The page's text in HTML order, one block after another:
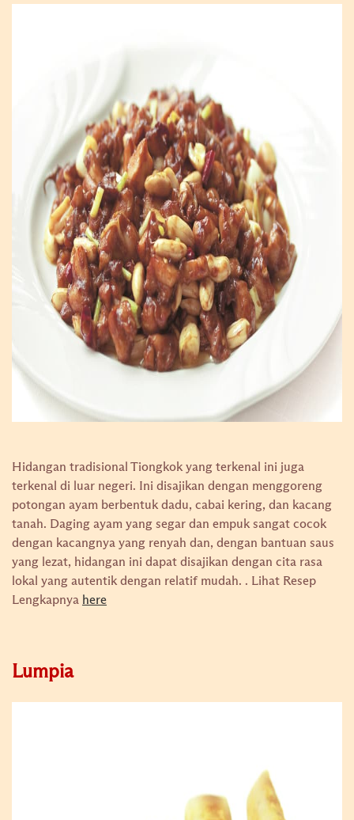
Hidangan tradisional Tiongkok yang terkenal ini juga
terkenal di luar negeri. Ini disajikan dengan menggoreng
potongan ayam berbentuk dadu, cabai kering, dan kacang
tanah. Daging ayam yang segar dan empuk sangat cocok
dengan kacangnya yang renyah dan, dengan bantuan saus
yang lezat, hidangan ini dapat disajikan dengan cita rasa
lokal yang autentik dengan relatif mudah. . Lihat Resep
Lengkapnya here
Lumpia